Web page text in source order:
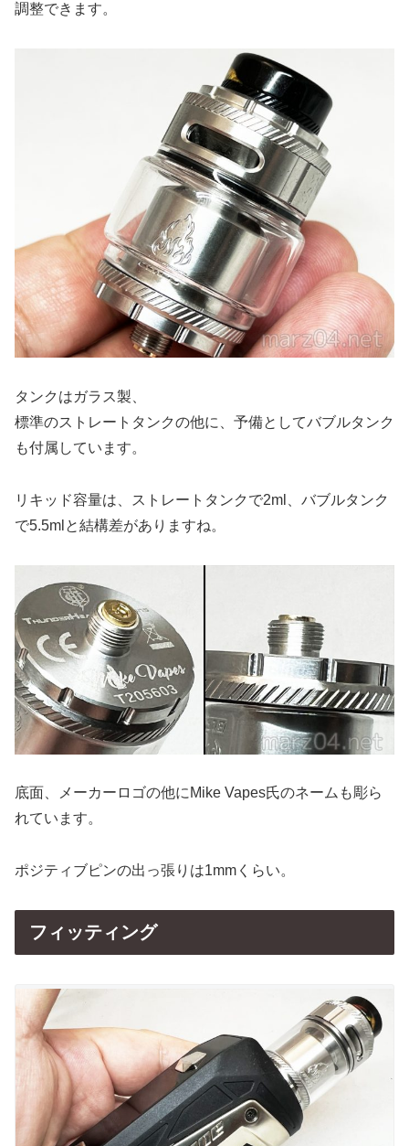
調整できます。
タンクはガラス製、
標準のストレートタンクの他に、予備としてバブルタンク
も付属しています。
リキッド容量は、ストレートタンクで2ml、バブルタンク
で5.5mlと結構差がありますね。
底面、メーカーロゴの他にMike Vapes氏のネームも彫ら
れています。
ポジティブピンの出っ張りは1mmくらい。
フィッティング